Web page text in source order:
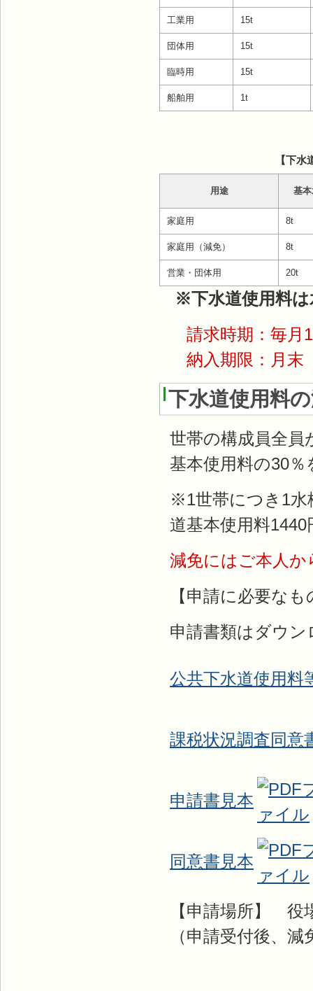
工業用 15t
団体用 15t
臨時用 15t
船舶用 1t
【下
用途 基
家庭用 8t
家庭用（減免） 8t
営業・団体用 20t
※下水道使用料
請求時期：毎月
納入期限：月末
下水道使用料
世帯の構成員全員
基本使用料の30
※1世帯につき1水
道基本使用料
減免にはご本人
【申請に必要な
申請書類はダウ
公共下水道使用料
課税状況調査同意
申請書見本
同意書見本
【申請場所】
（申請受付後、